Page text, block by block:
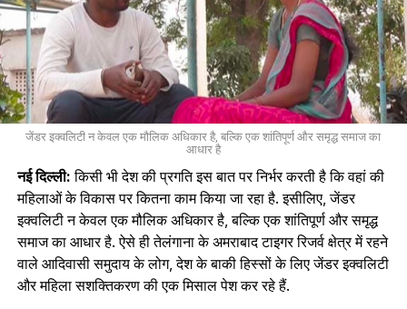
जेंडर इक्वलिटी न केवल एक मौलिक अधिकार है, बल्कि एक शांतिपूर्ण और समृद्ध समाज का
आधार है
नई दिल्ली: किसी भी देश की प्रगति इस बात पर निर्भर करती है कि वहां की
महिलाओं के विकास पर कितना काम किया जा रहा है. इसीलिए, जेंडर
इक्वलिटी न केवल एक मौलिक अधिकार है, बल्कि एक शांतिपूर्ण और समृद्ध
समाज का आधार है. ऐसे ही तेलंगाना के अमराबाद टाइगर रिजर्व क्षेत्र में रहने
वाले आदिवासी समुदाय के लोग, देश के बाकी हिस्सों के लिए जेंडर इक्वलिटी
और महिला सशक्तिकरण की एक मिसाल पेश कर रहे हैं.